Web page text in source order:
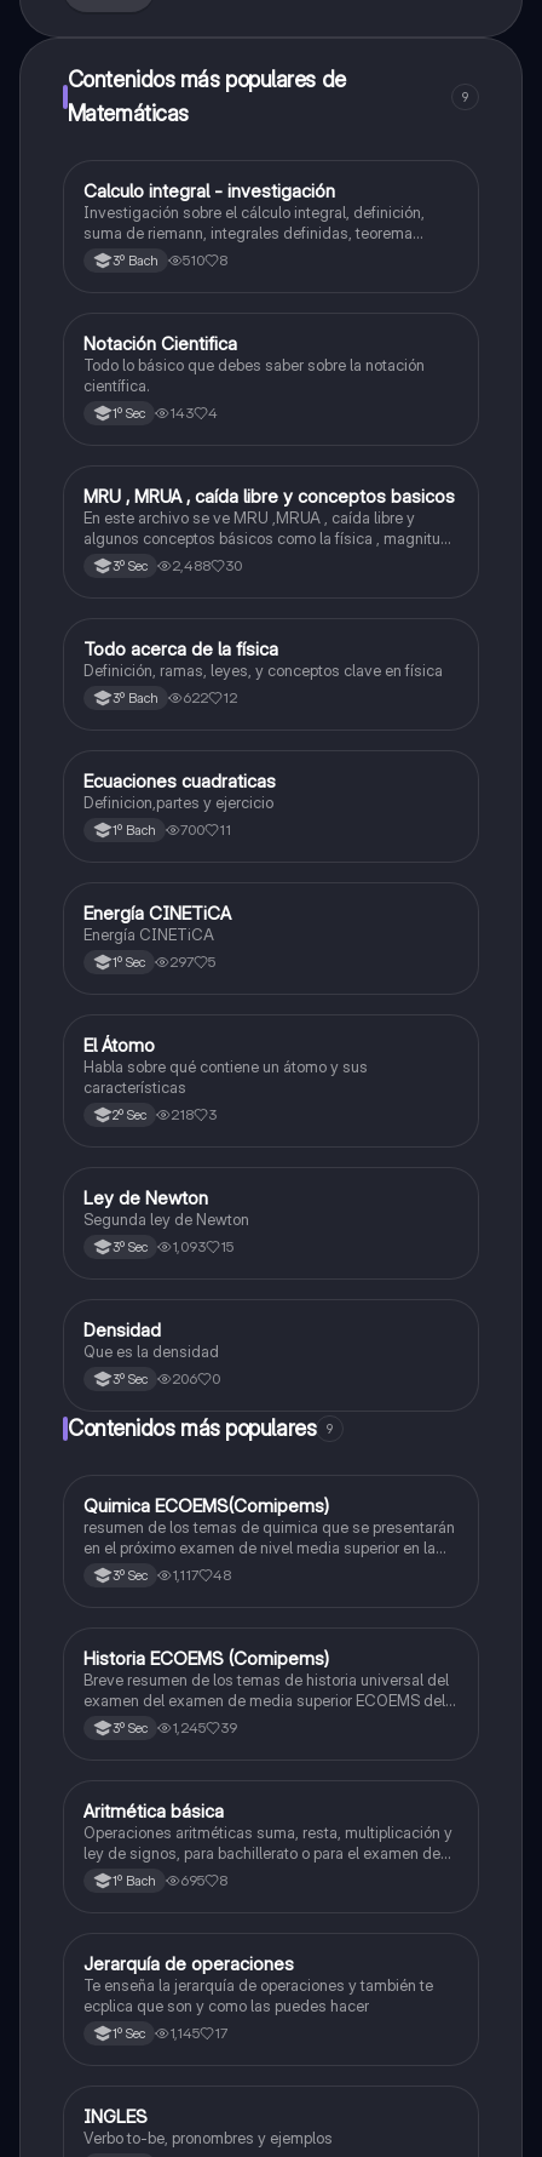
Contenidos más populares de
Matemáticas
9
Matemáticas
Calculo integral - investigación
Investigación sobre el cálculo integral, definición,
suma de riemann, integrales definidas, teorema
fundamental del cálculo, antiderivadas, integrales
indefinidas y ejemplos.
3º Bach 510 8
Matemáticas
Notación Cientifica
Todo lo básico que debes saber sobre la notación
científica.
1º Sec 143 4
Física
MRU , MRUA , caída libre y conceptos basicos
En este archivo se ve MRU ,MRUA , caída libre y
algunos conceptos básicos como la física , magnitud ,
fenómenos físico , etc...
3º Sec 2,488 30
Física
Todo acerca de la física
Definición, ramas, leyes, y conceptos clave en física
3º Bach 622 12
Física
Ecuaciones cuadraticas
Definicion,partes y ejercicio
1º Bach 700 11
Física
Energía CINETiCA
Energía CINETiCA
1º Sec 297 5
Física
El Átomo
Habla sobre qué contiene un átomo y sus
características
2º Sec 218 3
Física
Ley de Newton
Segunda ley de Newton
3º Sec 1,093 15
Matemáticas
Densidad
Que es la densidad
3º Sec 206 0
Contenidos más populares 9
Química
Quimica ECOEMS(Comipems)
resumen de los temas de quimica que se presentarán
en el próximo examen de nivel media superior en la
zona metropolitana de el valle de México
3º Sec 1,117 48
Historia
Historia ECOEMS (Comipems)
Breve resumen de los temas de historia universal del
examen del examen de media superior ECOEMS del
valle de México
3º Sec 1,245 39
Matemáticas
Aritmética básica
Operaciones aritméticas suma, resta, multiplicación y
ley de signos, para bachillerato o para el examen de
admisión a la universidad
1º Bach 695 8
Matemáticas
Jerarquía de operaciones
Te enseña la jerarquía de operaciones y también te
ecplica que son y como las puedes hacer
1º Sec 1,145 17
Inglés
INGLES
Verbo to-be, pronombres y ejemplos